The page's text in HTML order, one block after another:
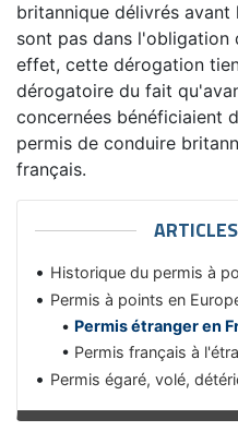
britannique délivrés avant
sont pas dans l'obligation
effet, cette dérogation
dérogatoire du fait
concernées bénéficiaient
permis de conduire
français.
Historique du permis à
Permis à points en
Permis étranger en
Permis français à
Permis égaré, volé,